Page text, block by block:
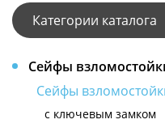
Категории каталога
Сейфы
Сейфы
с ключевым замком